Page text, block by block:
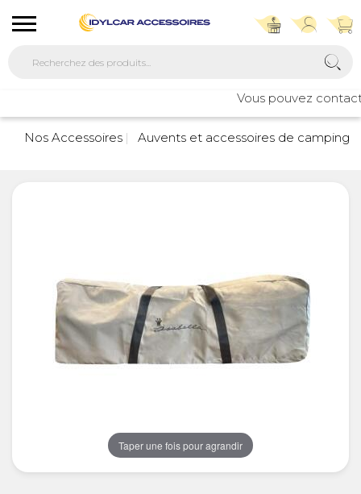
Vous pouvez
Nos Accessoires
Auvents et accessoires de camping
Taper une fois pour agrandir